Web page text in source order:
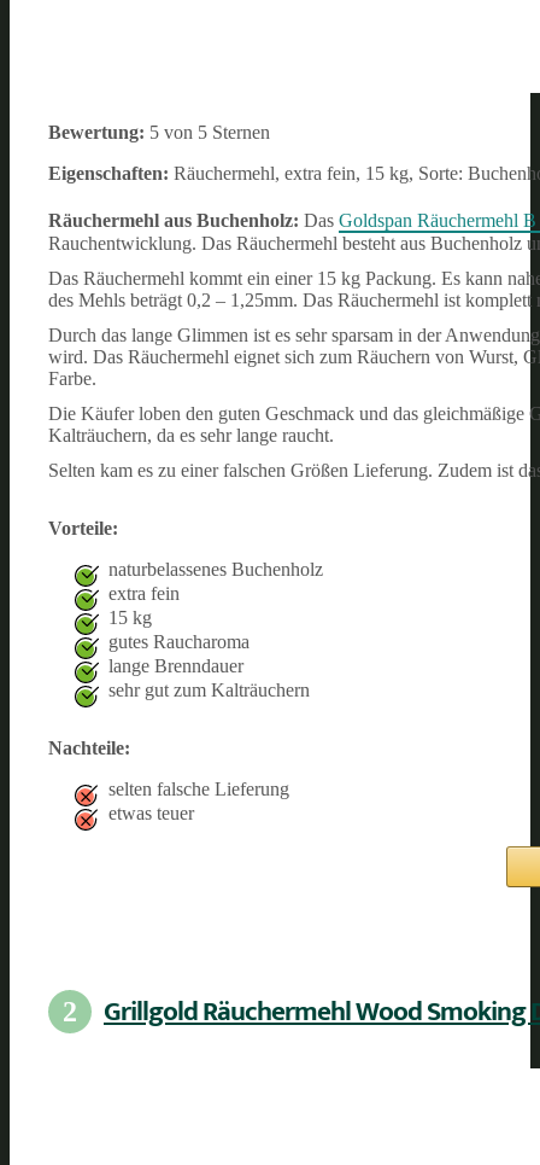
Bewertung: 5 von 5 Sternen
Eigenschaften: Räuchermehl, extra fein, 15 kg, Sorte:
Räuchermehl aus Buchenholz: Das Goldspan Räuchermehl
Rauchentwicklung. Das Räuchermehl besteht aus Buchenholz
Das Räuchermehl kommt ein einer 15 kg Packung. Es kann
des Mehls beträgt 0,2 – 1,25mm. Das Räuchermehl ist
Durch das lange Glimmen ist es sehr sparsam in der
wird. Das Räuchermehl eignet sich zum Räuchern von Wurst,
Farbe.
Die Käufer loben den guten Geschmack und das gleichmäßige
Kalträuchern, da es sehr lange raucht.
Selten kam es zu einer falschen Größen Lieferung. Zudem ist
Vorteile:
naturbelassenes Buchenholz
extra fein
15 kg
gutes Raucharoma
lange Brenndauer
sehr gut zum Kalträuchern
Nachteile:
selten falsche Lieferung
etwas teuer
2 Grillgold Räuchermehl Wood Smoking